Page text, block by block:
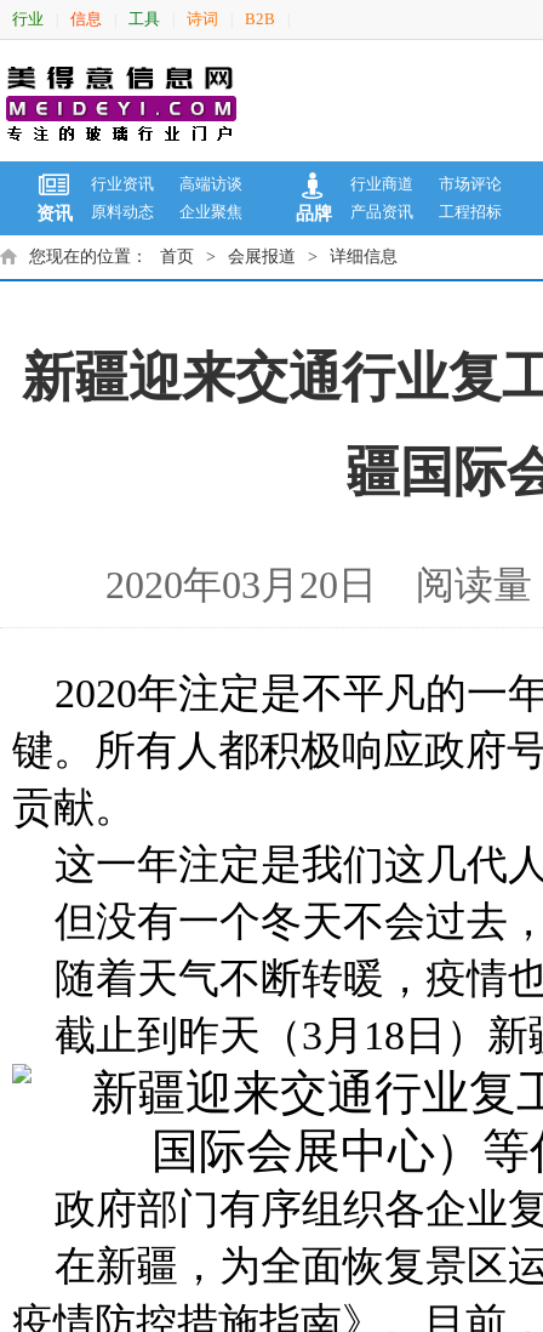
行业 信息 工具 诗词 B2B
资讯
行业资讯
高端访谈
原料动态
企业聚焦 品牌
行业商道
市场评论
产品资讯
工程招标
您现在的位置： 首页 > 会展报道 > 详细信息
新疆迎来交通行业复
疆国际
2020年03月20日 阅读
2020年注定是不平凡的一
键。所有人都积极响应政府
贡献。
这一年注定是我们这几代
但没有一个冬天不会过去
随着天气不断转暖，疫情
截止到昨天（3月 18 日）
政府部门有序组织各企业
在新疆，为全面恢复景区
疫情防控措施指南》。目前